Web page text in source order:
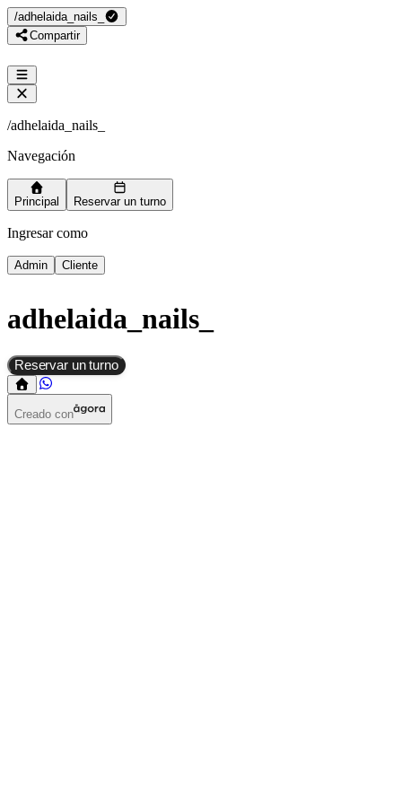
/adhelaida_nails_
Compartir
/adhelaida_nails_
Navegación
Principal Reservar un turno
Ingresar como
Admin Cliente
adhelaida_nails_
Reservar un turno
Creado con